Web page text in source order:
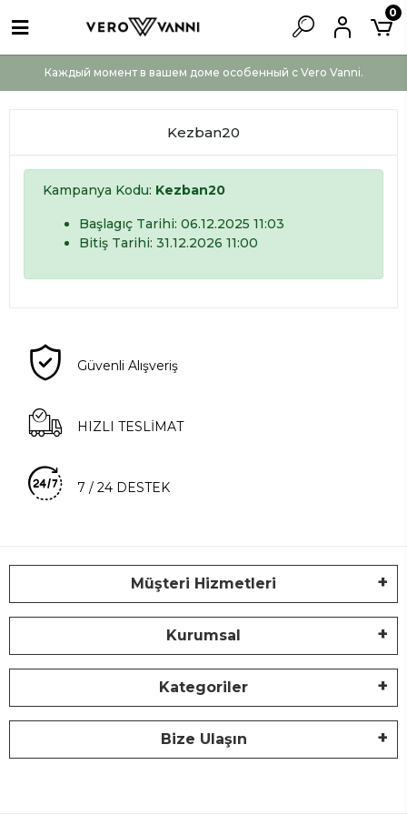
Каждый момент в вашем доме особенный с Vero Vanni.
0
Kezban20
Kampanya Kodu: Kezban20
Başlagıç Tarihi: 06.12.2025 11:03
Bitiş Tarihi: 31.12.2026 11:00
Güvenli Alışveriş
HIZLI TESLİMAT
7 / 24 DESTEK
Müşteri Hizmetleri
Kurumsal
Kategoriler
Bize Ulaşın